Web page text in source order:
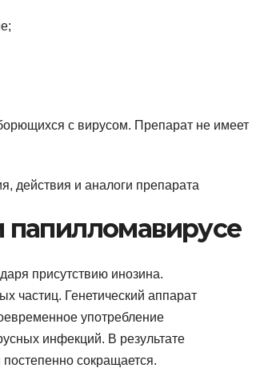
с вирусом. Препарат не имеет
присутствию инозина.
частиц. Генетический аппарат
употребление
инфекций. В результате
сокращается.